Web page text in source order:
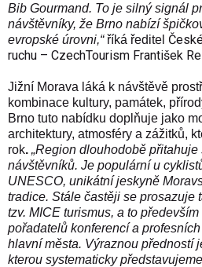
Bib Gourmand. To je silný signál
návštěvníky, že Brno nabízí
evropské úrovni,“říká ředitel
ruchu – CzechTourism František
Jižní Morava láká k návštěvě
kombinace kultury, památek,
Brno tuto nabídku doplňuje jako
architektury, atmosféry a zážitků,
rok. „Region dlouhodobě přitahuje
návštěvníků. Je populární u
UNESCO, unikátní jeskyně
tradice. Stále častěji se prosazuje
tzv. MICE turismus, a to
pořadatelů konferencí a
hlavní města. Výraznou předností
kterou systematicky